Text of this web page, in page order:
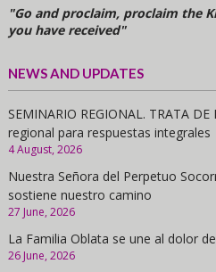
"Go and proclaim, proclaim the
you have received"
NEWS AND UPDATES
SEMINARIO REGIONAL. TRATA
regional para respuestas integrales
4 August, 2026
Nuestra Señora del Perpetuo
sostiene nuestro camino
27 June, 2026
La Familia Oblata se une al dolor
26 June, 2026